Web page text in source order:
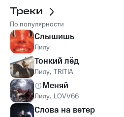
Треки
По популярности
Слышишь
Лилу
Тонкий лёд
Лилу, TRITIA
Меняй
Лилу, LOVV66
Слова на ветер